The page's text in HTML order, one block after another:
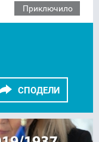
Приключило
СПОДЕЛИ